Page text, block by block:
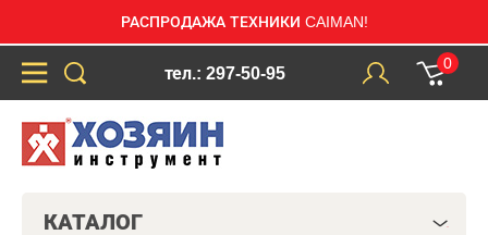
РАСПРОДАЖА ТЕХНИКИ CAIMAN!
тел.: 297-50-95
0
КАТАЛОГ